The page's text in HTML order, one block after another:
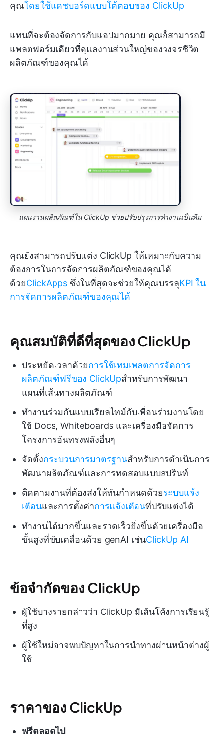
คุณโดยใช้แดชบอร์ดแบบโต้ตอบของ ClickUp
แทนที่จะต้องจัดการกับแอปมากมาย คุณก็สามารถมี
แพลตฟอร์มเดียวที่ดูแลงานส่วนใหญ่ของวงจรชีวิต
ผลิตภัณฑ์ของคุณได้
แผนงานผลิตภัณฑ์ใน ClickUp ช่วยปรับปรุงการทำงานเป็นทีม
คุณยังสามารถปรับแต่ง ClickUp ให้เหมาะกับความ
ต้องการในการจัดการผลิตภัณฑ์ของคุณได้
ด้วยClickApps ซึ่งในที่สุดจะช่วยให้คุณบรรลุKPI ใน
การจัดการผลิตภัณฑ์ของคุณได้
คุณสมบัติที่ดีที่สุดของ ClickUp
ประหยัดเวลาด้วยการใช้เทมเพลตการจัดการ
ผลิตภัณฑ์ฟรีของ ClickUpสำหรับการพัฒนา
แผนที่เส้นทางผลิตภัณฑ์
ทำงานร่วมกันแบบเรียลไทม์กับเพื่อนร่วมงานโดย
ใช้ Docs, Whiteboards และเครื่องมือจัดการ
โครงการอันทรงพลังอื่นๆ
จัดตั้งกระบวนการมาตรฐานสำหรับการดำเนินการ
พัฒนาผลิตภัณฑ์และการทดสอบแบบสปรินท์
ติดตามงานที่ต้องส่งให้ทันกำหนดด้วยระบบแจ้ง
เตือนและการตั้งค่าการแจ้งเตือนที่ปรับแต่งได้
ทำงานได้มากขึ้นและรวดเร็วยิ่งขึ้นด้วยเครื่องมือ
ขั้นสูงที่ขับเคลื่อนด้วย genAI เช่นClickUp AI
ข้อจำกัดของ ClickUp
ผู้ใช้บางรายกล่าวว่า ClickUp มีเส้นโค้งการเรียนรู้
ที่สูง
ผู้ใช้ใหม่อาจพบปัญหาในการนำทางผ่านหน้าต่างผู้
ใช้
ราคาของ ClickUp
ฟรีตลอดไป